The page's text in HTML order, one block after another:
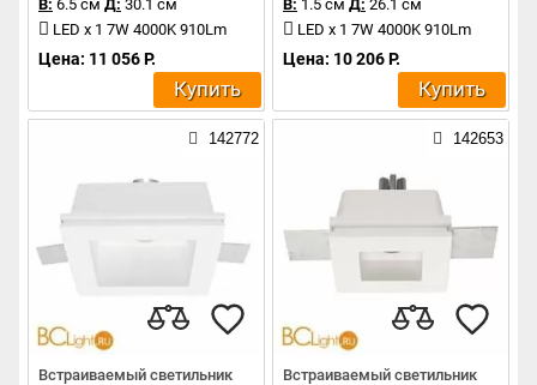
В: 6.5 см Д: 30.1 см
LED x 1 7W 4000K 910Lm
Цена: 11 056 Р.
Купить
В: 1.5 см Д: 26.1 см
LED x 1 7W 4000K 910Lm
Цена: 10 206 Р.
Купить
142772
Встраиваемый светильник
142653
Встраиваемый светильник